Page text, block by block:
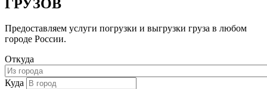
ГРУЗОВ
Предоставляем услуги погрузки и выгрузки груза в любом
городе России.
Откуда
Куда